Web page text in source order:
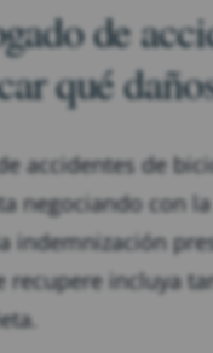
de
qué
accidentes de
negociando con
indemnización
recupere incluya